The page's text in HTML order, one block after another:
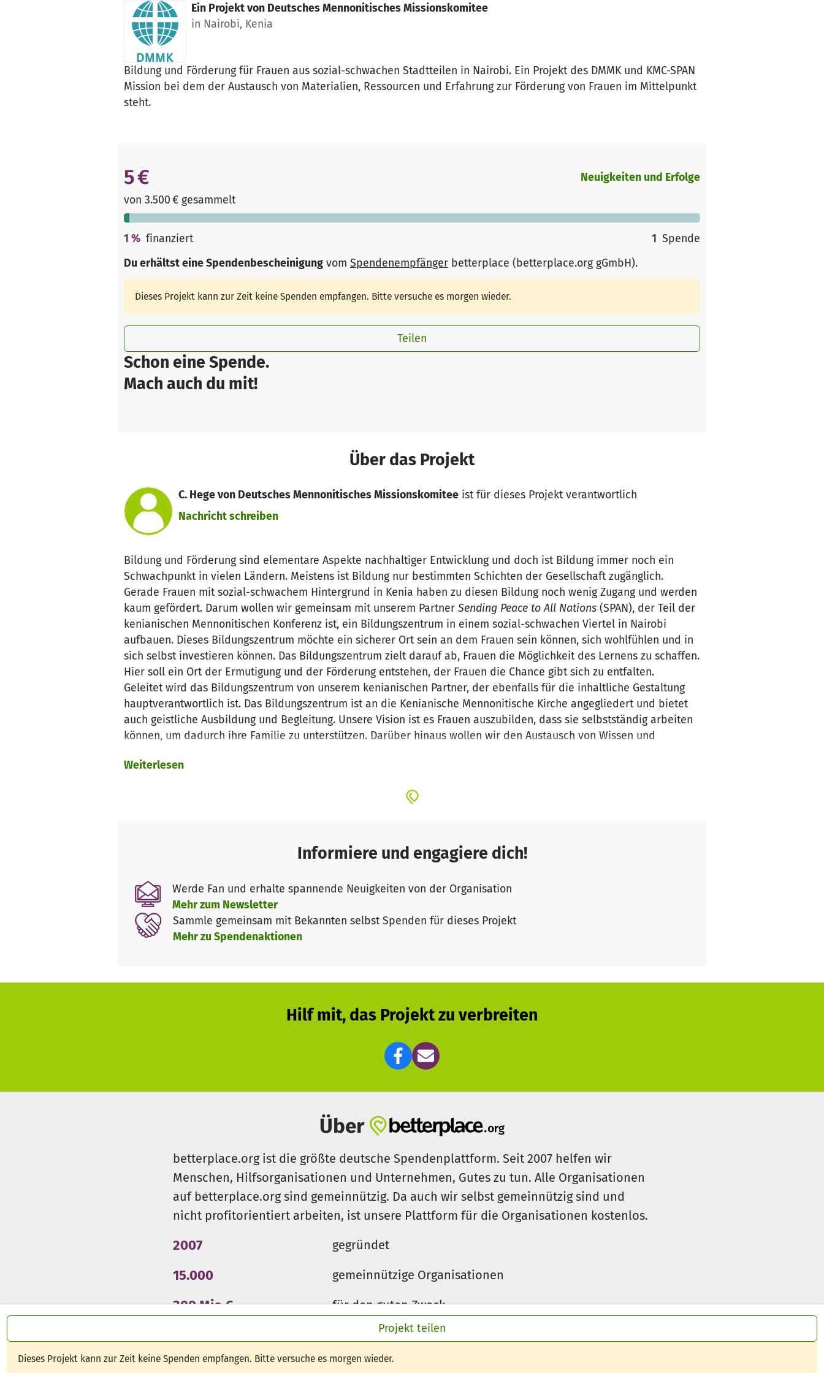
Projekt teilen
Dieses Projekt kann zur Zeit keine Spenden empfangen. Bitte versuche es morgen wieder.
Ein Projekt von Deutsches Mennonitisches Missionskomitee
in Nairobi, Kenia
Bildung und Förderung für Frauen aus sozial-schwachen Stadtteilen in Nairobi. Ein Projekt des DMMK und KMC-SPAN
Mission bei dem der Austausch von Materialien, Ressourcen und Erfahrung zur Förderung von Frauen im Mittelpunkt
steht.
Schon eine Spende.
Mach auch du mit!
5 €
von 3.500 € gesammelt
Neuigkeiten und Erfolge
1 % finanziert 1 Spende
Du erhältst eine Spendenbescheinigung vom Spendenempfänger betterplace (betterplace.org gGmbH).
Dieses Projekt kann zur Zeit keine Spenden empfangen. Bitte versuche es morgen wieder.
Teilen
Über das Projekt
C. Hege von Deutsches Mennonitisches Missionskomiteeist für dieses Projekt verantwortlich
Nachricht schreiben
Bildung und Förderung sind elementare Aspekte nachhaltiger Entwicklung und doch ist Bildung immer noch ein
Schwachpunkt in vielen Ländern. Meistens ist Bildung nur bestimmten Schichten der Gesellschaft zugänglich.
Gerade Frauen mit sozial-schwachem Hintergrund in Kenia haben zu diesen Bildung noch wenig Zugang und werden
kaum gefördert. Darum wollen wir gemeinsam mit unserem Partner Sending Peace to All Nations (SPAN), der Teil der
kenianischen Mennonitischen Konferenz ist, ein Bildungszentrum in einem sozial-schwachen Viertel in Nairobi
aufbauen. Dieses Bildungszentrum möchte ein sicherer Ort sein an dem Frauen sein können, sich wohlfühlen und in
sich selbst investieren können. Das Bildungszentrum zielt darauf ab, Frauen die Möglichkeit des Lernens zu schaffen.
Hier soll ein Ort der Ermutigung und der Förderung entstehen, der Frauen die Chance gibt sich zu entfalten.
Geleitet wird das Bildungszentrum von unserem kenianischen Partner, der ebenfalls für die inhaltliche Gestaltung
hauptverantwortlich ist. Das Bildungszentrum ist an die Kenianische Mennonitische Kirche angegliedert und bietet
auch geistliche Ausbildung und Begleitung. Unsere Vision ist es Frauen auszubilden, dass sie selbstständig arbeiten
können, um dadurch ihre Familie zu unterstützen. Darüber hinaus wollen wir den Austausch von Wissen und
Weiterlesen
Informiere und engagiere dich!
Werde Fan und erhalte spannende Neuigkeiten von der Organisation
Mehr zum Newsletter
Sammle gemeinsam mit Bekannten selbst Spenden für dieses Projekt
Mehr zu Spendenaktionen
Hilf mit, das Projekt zu verbreiten
Über
betterplace.org ist die größte deutsche Spendenplattform. Seit 2007 helfen wir
Menschen, Hilfsorganisationen und Unternehmen, Gutes zu tun. Alle Organisationen
auf betterplace.org sind gemeinnützig. Da auch wir selbst gemeinnützig sind und
nicht profitorientiert arbeiten, ist unsere Plattform für die Organisationen kostenlos.
2007 gegründet
15.000 gemeinnützige Organisationen
300 Mio € für den guten Zweck